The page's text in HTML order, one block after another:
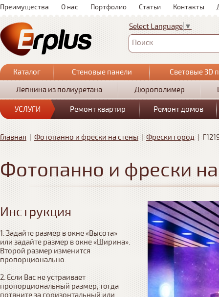
Преимущества О нас Портфолио Статьи Контакты
Select Language ▼
Поиск
Каталог Стеновые панели
Световые 3D
Лепнина из полиуретана
Дюрополимер
УСЛУГИ Ремонт квартир Ремонт домов
Главная | Фотопанно и фрески на стены | Фрески город |
Фотопанно и фрески
Инструкция
1. Задайте размер в окне «Высота»
или задайте размер в окне «Ширина».
Второй размер изменится
пропорционально.
2. Если Вас не устраивает
пропорциональный размер, тогда
потяните за горизонтальный или